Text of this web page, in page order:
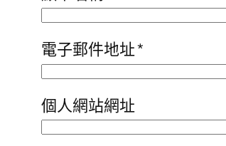
電子郵件地址*
個人網站網址